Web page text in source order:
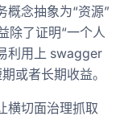
概念抽象为“资源”
除了证明“一个人
利用上 swagger
或者长期收益。
切面治理抓取